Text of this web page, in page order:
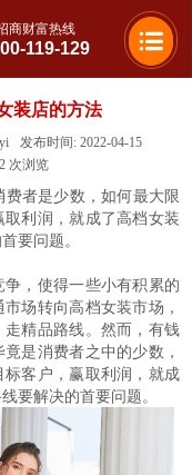
装店的方法
发布时间: 2022-04-15
次浏览
者是少数，如何最大限
利润，就成了高档女装
要问题。
，使得一些小有积累的
场转向高档女装市场，
精品路线。然而，有钱
是消费者之中的少数，
客户，赢取利润，就成
要解决的首要问题。
商财富热线
119-129